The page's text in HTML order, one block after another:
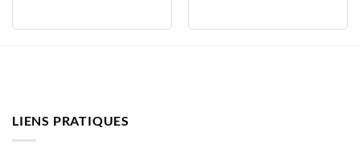
LIENS PRATIQUES